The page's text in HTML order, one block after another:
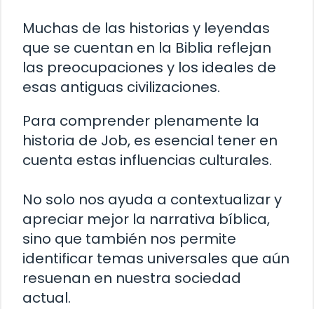
Muchas de las historias y leyendas
que se cuentan en la Biblia reflejan
las preocupaciones y los ideales de
esas antiguas civilizaciones.
Para comprender plenamente la
historia de Job, es esencial tener en
cuenta estas influencias culturales.
No solo nos ayuda a contextualizar y
apreciar mejor la narrativa bíblica,
sino que también nos permite
identificar temas universales que aún
resuenan en nuestra sociedad
actual.